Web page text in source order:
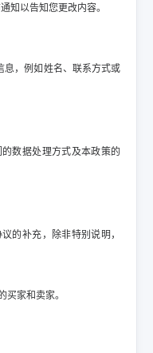
知以告知您更改内容。
息，例如姓名、联系方式或
数据处理方式及本政策的
的补充，除非特别说明，
家和卖家。